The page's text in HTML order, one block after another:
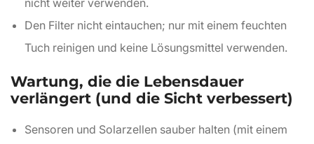
nicht weiter verwenden.
Den Filter nicht eintauchen; nur mit einem feuchten
Tuch reinigen und keine Lösungsmittel verwenden.
Wartung, die die Lebensdauer
verlängert (und die Sicht verbessert)
Sensoren und Solarzellen sauber halten (mit einem